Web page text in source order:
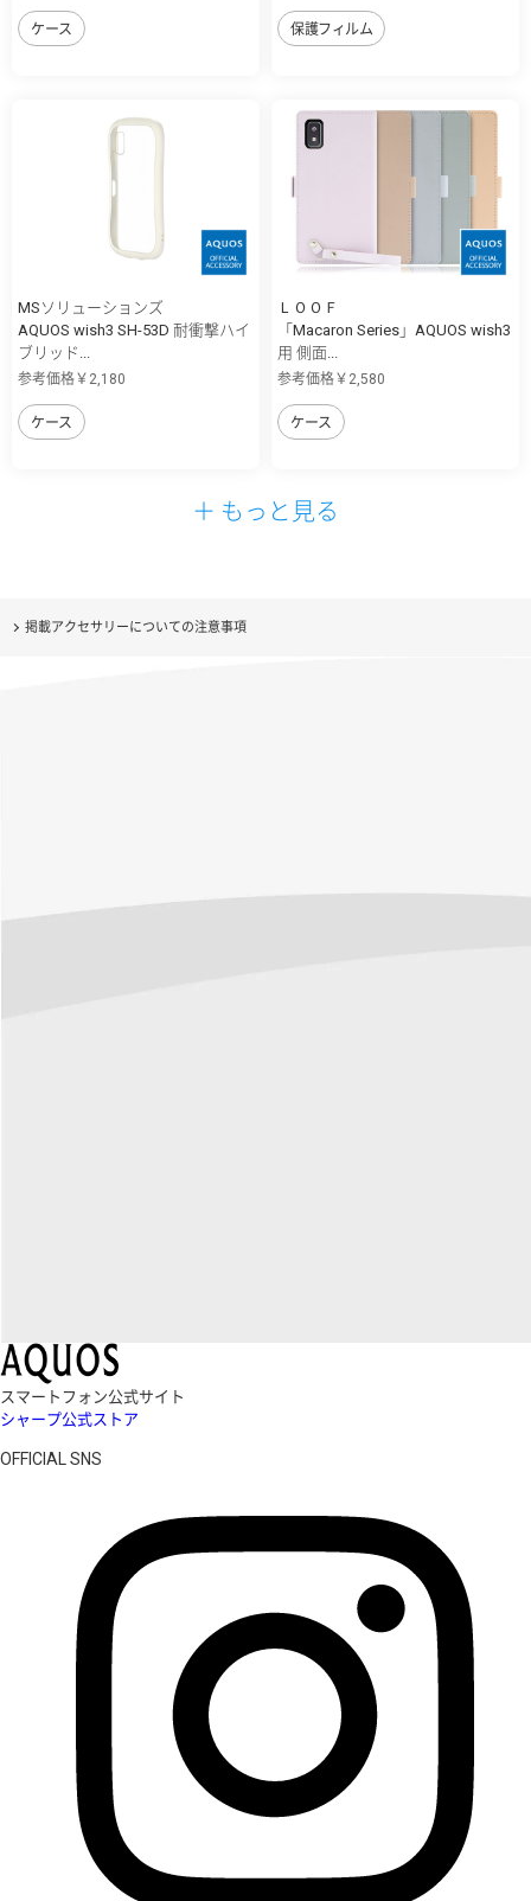
ケース 保護フィルム
MSソリューションズ
AQUOS wish3 SH-53D 耐衝撃ハイ
ブリッド...
参考価格￥2,180
ケース
ＬＯＯＦ
「Macaron Series」AQUOS wish3
用 側面...
参考価格￥2,580
ケース
＋ もっと見る
掲載アクセサリーについての注意事項
スマートフォン公式サイト
シャープ公式ストア
OFFICIAL SNS